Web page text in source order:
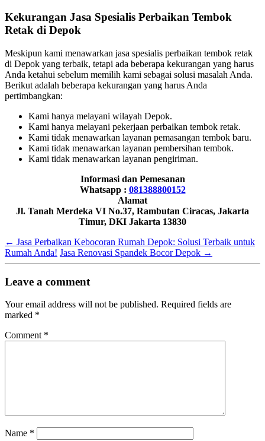
Kekurangan Jasa Spesialis Perbaikan Tembok
Retak di Depok
Meskipun kami menawarkan jasa spesialis perbaikan tembok retak
di Depok yang terbaik, tetapi ada beberapa kekurangan yang harus
Anda ketahui sebelum memilih kami sebagai solusi masalah Anda.
Berikut adalah beberapa kekurangan yang harus Anda
pertimbangkan:
Kami hanya melayani wilayah Depok.
Kami hanya melayani pekerjaan perbaikan tembok retak.
Kami tidak menawarkan layanan pemasangan tembok baru.
Kami tidak menawarkan layanan pembersihan tembok.
Kami tidak menawarkan layanan pengiriman.
Informasi dan Pemesanan
Whatsapp : 081388800152
Alamat
Jl. Tanah Merdeka VI No.37, Rambutan Ciracas, Jakarta
Timur, DKI Jakarta 13830
← Jasa Perbaikan Kebocoran Rumah Depok: Solusi Terbaik untuk
Rumah Anda! Jasa Renovasi Spandek Bocor Depok →
Leave a comment
Your email address will not be published. Required fields are
marked *
Comment *
Name *